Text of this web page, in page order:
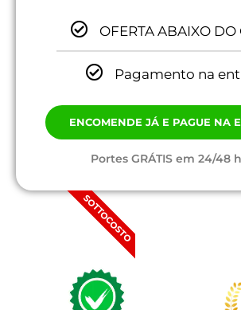
OFERTA ABAIXO DO
Pagamento na
ENCOMENDE JÁ E PAGUE NA
Portes GRÁTIS em 24/48
SOTTOCOSTO